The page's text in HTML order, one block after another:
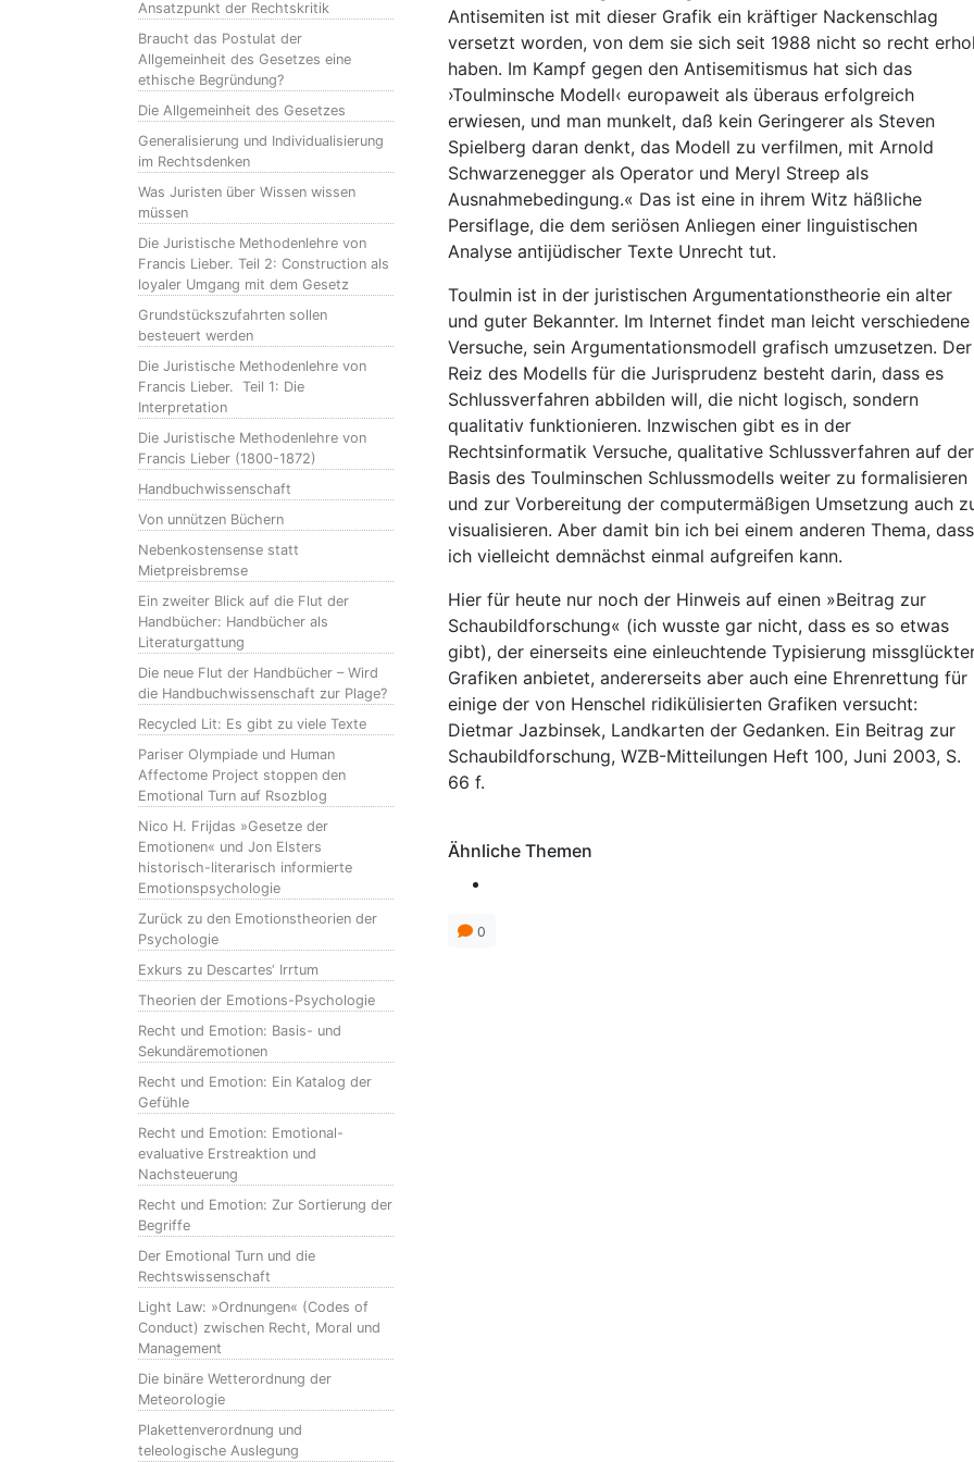
Ansatzpunkt der Rechtskritik
Braucht das Postulat der
Allgemeinheit des Gesetzes eine
ethische Begründung?
Die Allgemeinheit des Gesetzes
Generalisierung und Individualisierung
im Rechtsdenken
Was Juristen über Wissen wissen
müssen
Die Juristische Methodenlehre von
Francis Lieber. Teil 2: Construction als
loyaler Umgang mit dem Gesetz
Grundstückszufahrten sollen
besteuert werden
Die Juristische Methodenlehre von
Francis Lieber. Teil 1: Die
Interpretation
Die Juristische Methodenlehre von
Francis Lieber (1800-1872)
Handbuchwissenschaft
Von unnützen Büchern
Nebenkostensense statt
Mietpreisbremse
Ein zweiter Blick auf die Flut der
Handbücher: Handbücher als
Literaturgattung
Die neue Flut der Handbücher – Wird
die Handbuchwissenschaft zur Plage?
Recycled Lit: Es gibt zu viele Texte
Pariser Olympiade und Human
Affectome Project stoppen den
Emotional Turn auf Rsozblog
Nico H. Frijdas »Gesetze der
Emotionen« und Jon Elsters
historisch-literarisch informierte
Emotionspsychologie
Zurück zu den Emotionstheorien der
Psychologie
Exkurs zu Descartes‘ Irrtum
Theorien der Emotions-Psychologie
Recht und Emotion: Basis- und
Sekundäremotionen
Recht und Emotion: Ein Katalog der
Gefühle
Recht und Emotion: Emotional-
evaluative Erstreaktion und
Nachsteuerung
Recht und Emotion: Zur Sortierung der
Begriffe
Der Emotional Turn und die
Rechtswissenschaft
Light Law: »Ordnungen« (Codes of
Conduct) zwischen Recht, Moral und
Management
Die binäre Wetterordnung der
Meteorologie
Plakettenverordnung und
teleologische Auslegung
Antisemiten ist mit dieser Grafik ein kräftiger Nackenschlag
versetzt worden, von dem sie sich seit 1988 nicht so recht
haben. Im Kampf gegen den Antisemitismus hat sich das
›Toulminsche Modell‹ europaweit als überaus erfolgreich
erwiesen, und man munkelt, daß kein Geringerer als Steven
Spielberg daran denkt, das Modell zu verfilmen, mit Arnold
Schwarzenegger als Operator und Meryl Streep als
Ausnahmebedingung.« Das ist eine in ihrem Witz häßliche
Persiflage, die dem seriösen Anliegen einer linguistischen
Analyse antijüdischer Texte Unrecht tut.
Toulmin ist in der juristischen Argumentationstheorie ein alter
und guter Bekannter. Im Internet findet man leicht verschiedene
Versuche, sein Argumentationsmodell grafisch umzusetzen. Der
Reiz des Modells für die Jurisprudenz besteht darin, dass es
Schlussverfahren abbilden will, die nicht logisch, sondern
qualitativ funktionieren. Inzwischen gibt es in der
Rechtsinformatik Versuche, qualitative Schlussverfahren auf der
Basis des Toulminschen Schlussmodells weiter zu formalisieren
und zur Vorbereitung der computermäßigen Umsetzung auch
visualisieren. Aber damit bin ich bei einem anderen Thema, dass
ich vielleicht demnächst einmal aufgreifen kann.
Hier für heute nur noch der Hinweis auf einen »Beitrag zur
Schaubildforschung« (ich wusste gar nicht, dass es so etwas
gibt), der einerseits eine einleuchtende Typisierung
Grafiken anbietet, andererseits aber auch eine Ehrenrettung für
einige der von Henschel ridikülisierten Grafiken versucht:
Dietmar Jazbinsek, Landkarten der Gedanken. Ein Beitrag zur
Schaubildforschung, WZB-Mitteilungen Heft 100, Juni 2003, S.
66 f.
Ähnliche Themen
0